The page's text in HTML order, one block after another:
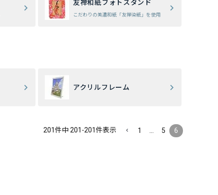
友禅和紙フォトスタンド
こだわりの美濃和紙「友禅染紙」を使用
アクリルフレーム
201件中201 -201件表示 1 5 6